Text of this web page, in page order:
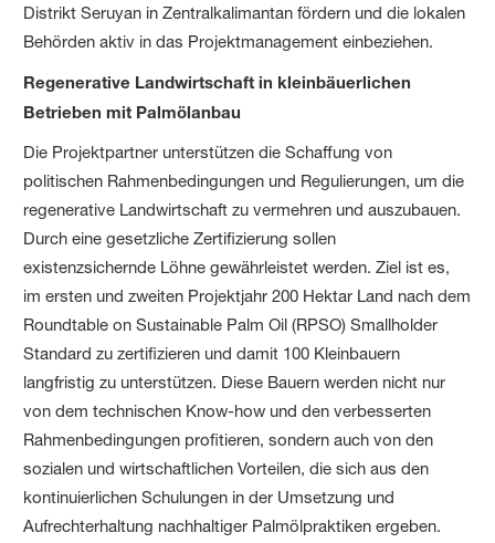
Distrikt Seruyan in Zentralkalimantan fördern und die lokalen
Behörden aktiv in das Projektmanagement einbeziehen.
Regenerative Landwirtschaft in kleinbäuerlichen
Betrieben mit Palmölanbau
Die Projektpartner unterstützen die Schaffung von
politischen Rahmenbedingungen und Regulierungen, um die
regenerative Landwirtschaft zu vermehren und auszubauen.
Durch eine gesetzliche Zertifizierung sollen
existenzsichernde Löhne gewährleistet werden. Ziel ist es,
im ersten und zweiten Projektjahr 200 Hektar Land nach dem
Roundtable on Sustainable Palm Oil (RPSO) Smallholder
Standard zu zertifizieren und damit 100 Kleinbauern
langfristig zu unterstützen. Diese Bauern werden nicht nur
von dem technischen Know-how und den verbesserten
Rahmenbedingungen profitieren, sondern auch von den
sozialen und wirtschaftlichen Vorteilen, die sich aus den
kontinuierlichen Schulungen in der Umsetzung und
Aufrechterhaltung nachhaltiger Palmölpraktiken ergeben.